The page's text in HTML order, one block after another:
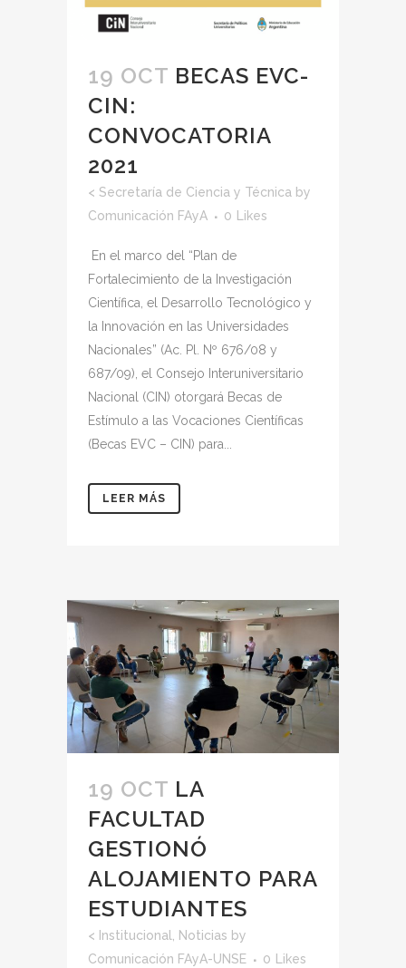
19 OCT BECAS EVC-
CIN:
CONVOCATORIA
2021
< Secretaría de Ciencia y Técnica by
Comunicación FAyA
0 Likes
En el marco del “Plan de
Fortalecimiento de la Investigación
Científica, el Desarrollo Tecnológico y
la Innovación en las Universidades
Nacionales” (Ac. Pl. Nº 676/08 y
687/09), el Consejo Interuniversitario
Nacional (CIN) otorgará Becas de
Estímulo a las Vocaciones Científicas
(Becas EVC – CIN) para...
LEER MÁS
19 OCT LA
FACULTAD
GESTIONÓ
ALOJAMIENTO PARA
ESTUDIANTES
< Institucional Noticias by
Comunicación FAyA-UNSE
0 Likes